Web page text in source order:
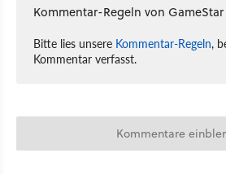
Kommentar-Regeln von GameStar
Bitte lies unsere Kommentar-Regeln,
Kommentar verfasst.
Kommentare